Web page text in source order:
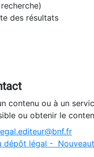
des résultats
contenu ou à un
ou obtenir le
dépôt légal -